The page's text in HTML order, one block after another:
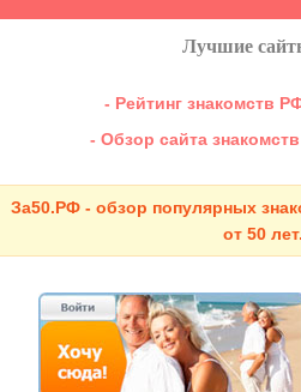
Лучшие
- Рейтинг знакомств
- Обзор сайта знакомств
За50.РФ - обзор популярных
от 50 лет.